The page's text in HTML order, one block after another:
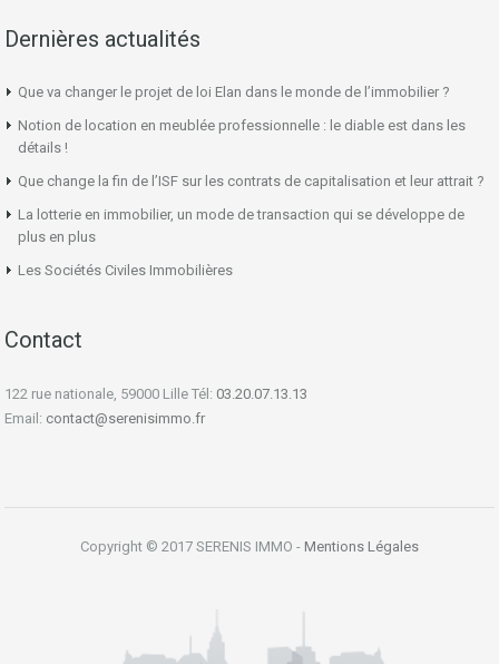
Dernières actualités
Que va changer le projet de loi Elan dans le monde de l’immobilier ?
Notion de location en meublée professionnelle : le diable est dans les
détails !
Que change la fin de l’ISF sur les contrats de capitalisation et leur attrait ?
La lotterie en immobilier, un mode de transaction qui se développe de
plus en plus
Les Sociétés Civiles Immobilières
Contact
122 rue nationale, 59000 Lille Tél: 03.20.07.13.13
Email: contact@serenisimmo.fr
Copyright © 2017 SERENIS IMMO - Mentions Légales